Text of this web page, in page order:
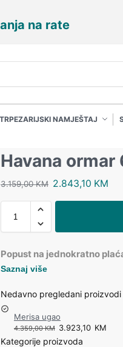
na rate
TRPEZARIJSKI NAMJEŠTAJ
Havana ormar
3.159,00KM 2.843,10 KM
Popust na jednokratno
Saznaj više
Nedavno pregledani proizvodi
Merisa ugao
4.359,00KM 3.923,10 KM
Kategorije proizvoda